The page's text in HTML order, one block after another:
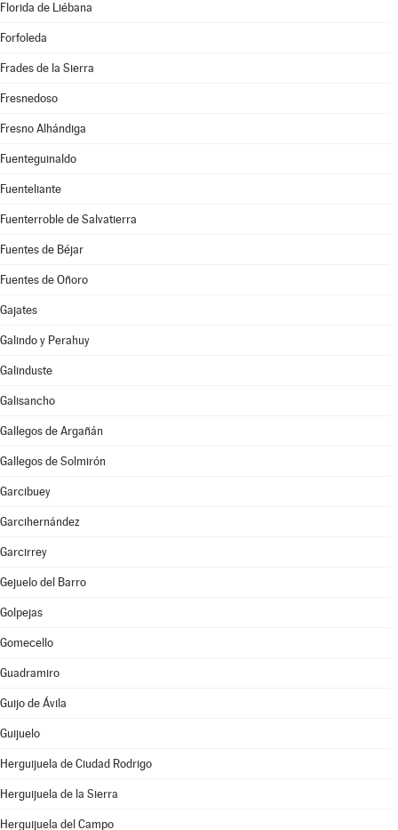
Florida de Liébana
Forfoleda
Frades de la Sierra
Fresnedoso
Fresno Alhándiga
Fuenteguinaldo
Fuenteliante
Fuenterroble de Salvatierra
Fuentes de Béjar
Fuentes de Oñoro
Gajates
Galindo y Perahuy
Galinduste
Galisancho
Gallegos de Argañán
Gallegos de Solmirón
Garcibuey
Garcihernández
Garcirrey
Gejuelo del Barro
Golpejas
Gomecello
Guadramiro
Guijo de Ávila
Guijuelo
Herguijuela de Ciudad Rodrigo
Herguijuela de la Sierra
Herguijuela del Campo